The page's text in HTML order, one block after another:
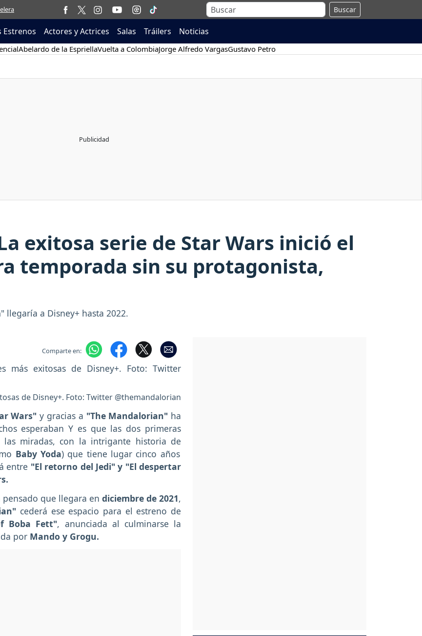
Buscar
Estrenos Actores y Actrices Salas Tráilers Noticias
Abelardo de la EspriellaVuelta a ColombiaJorge Alfredo VargasGustavo Petro
exitosa serie de Star Wars inició el
temporada sin su protagonista,
llegaría a Disney+ hasta 2022.
Comparte en:
de Disney+. Foto: Twitter @themandalorian
Wars" y gracias a "The Mandalorian" ha
esperaban Y es que las dos primeras
miradas, con la intrigante historia de
Baby Yoda) que tiene lugar cinco años
entre "El retorno del Jedi" y "El despertar
que llegara en diciembre de 2021,
cederá ese espacio para el estreno de
Boba Fett", anunciada al culminarse la
por Mando y Grogu.